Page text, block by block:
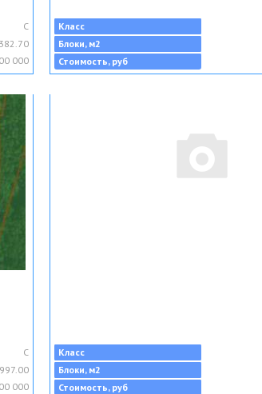
C
000
Класс
Блоки, м2
Стоимость, руб
C
000
Класс
Блоки, м2
Стоимость, руб